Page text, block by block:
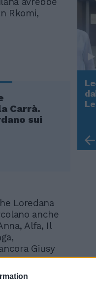
Rkomi,
Carrà.
sui
Loredana
anche
Alfa, Il
Giusy
States?
la strategia